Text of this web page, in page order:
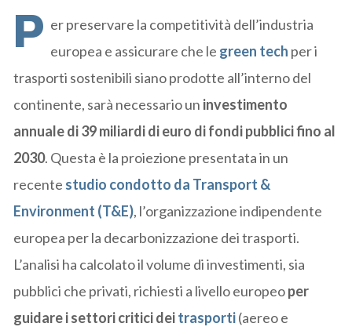
P er preservare la competitività dell’industria
europea e assicurare che le green tech per i
trasporti sostenibili siano prodotte all’interno del
continente, sarà necessario un investimento
annuale di 39 miliardi di euro di fondi pubblici fino al
2030. Questa è la proiezione presentata in un
recente studio condotto da Transport &
Environment (T&E), l’organizzazione indipendente
europea per la decarbonizzazione dei trasporti.
L’analisi ha calcolato il volume di investimenti, sia
pubblici che privati, richiesti a livello europeoper
guidare i settori critici deitrasporti(aereo e